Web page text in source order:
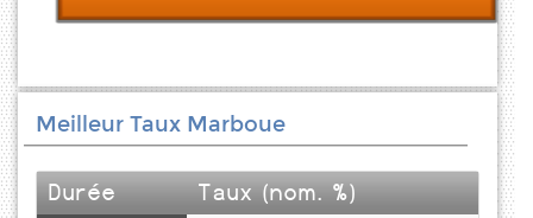
Meilleur Taux Marboue
Durée
Taux (nom. %)